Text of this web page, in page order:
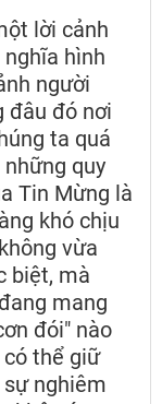
lời cảnh
hình
người
đâu đó nơi
ta quá
quy
Tin Mừng là
khó chịu
vừa
biệt, mà
mang
đói" nào
thể giữ
nghiêm